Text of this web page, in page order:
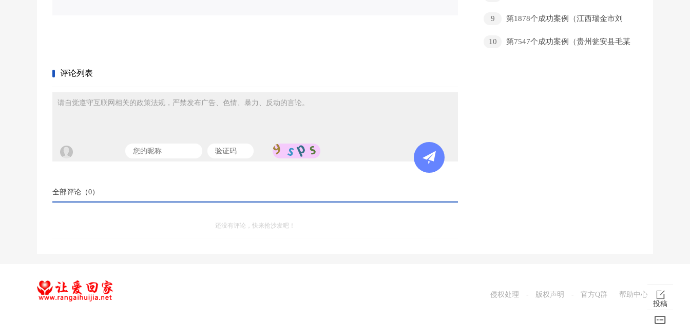
投稿
评论列表
请自觉遵守互联网相关的政策法规，严禁发布广告、色情、暴力、反动的言论。
全部评论（0）
还没有评论，快来抢沙发吧！
9
第1878个成功案例（江西瑞金市刘
10
第7547个成功案例（贵州瓮安县毛某
侵权处理 - 版权声明 - 官方Q群 帮助中心